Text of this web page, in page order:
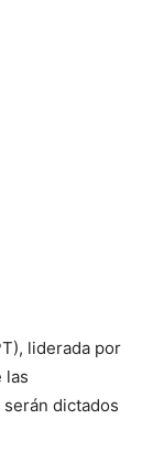
liderada por
las
serán dictados